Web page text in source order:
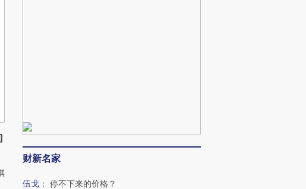
财新名家
伍戈 ： 停不下来的价格？